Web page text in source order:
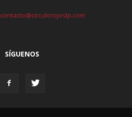
contacto@circulorojoslp.com
SÍGUENOS